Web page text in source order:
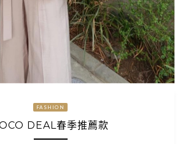
FASHION
DEAL春季推薦款